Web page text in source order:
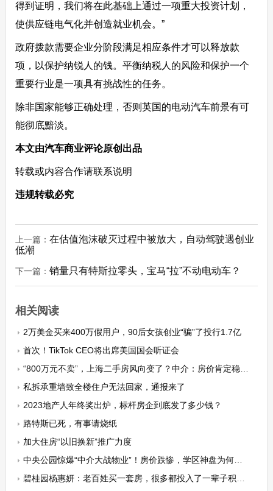
得到证明，我们将在此基础上通过一项重大投资计划，
使供应链电气化并创造就业机会。”
政府拨款需要企业分阶段满足相应条件才可以释放款
项，以保护纳锐人的钱。平衡纳税人的风险和保护一个
重要行业是一项具有挑战性的任务。
除非国家能够正确处理，否则英国的电动汽车前景有可
能彻底黯淡。
本文由汽车商业评论原创出品
转载或内容合作请联系说明
违规转载必究
上一篇： 在估值泡沫破灭过程中被放大，自动驾驶遇创业
低潮
下一篇： 销量只有特斯拉零头，宝马“拉”不动电动车？
相关阅读
2万美金买来400万假用户，90后女孩创业“骗”了投行1.7亿
首次！TikTok CEO将出席美国国会听证会
“800万元不卖”，上海二手房风向变了？中介：房价肯定稳住了
私拆承重墙致全楼住户无法回家，通报来了
2023地产人年终奖出炉，标杆房企到底发了多少钱？
路特斯已死，有事请烧纸
加大住房“以旧换新”推广力度
中央公园惊爆“中介大战物业”！房价跌惨，学区神盘为何掉落神坛
碧桂园杨惠妍：老百姓买一套房，很多都投入了一辈子积蓄，必须保交房